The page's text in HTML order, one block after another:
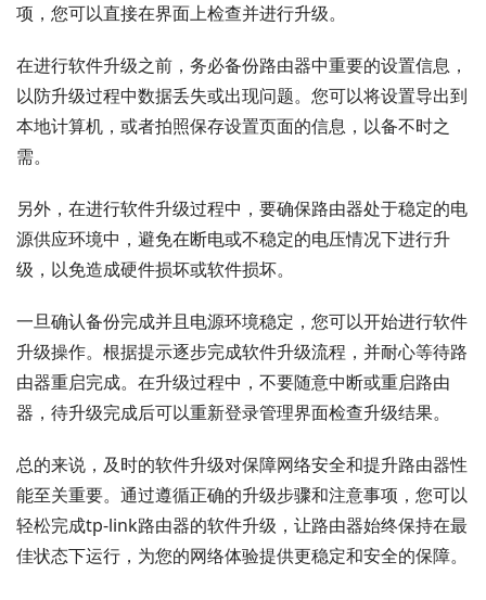
项，您可以直接在界面上检查并进行升级。
在进行软件升级之前，务必备份路由器中重要的设置信息，
以防升级过程中数据丢失或出现问题。您可以将设置导出到
本地计算机，或者拍照保存设置页面的信息，以备不时之
需。
另外，在进行软件升级过程中，要确保路由器处于稳定的电
源供应环境中，避免在断电或不稳定的电压情况下进行升
级，以免造成硬件损坏或软件损坏。
一旦确认备份完成并且电源环境稳定，您可以开始进行软件
升级操作。根据提示逐步完成软件升级流程，并耐心等待路
由器重启完成。在升级过程中，不要随意中断或重启路由
器，待升级完成后可以重新登录管理界面检查升级结果。
总的来说，及时的软件升级对保障网络安全和提升路由器性
能至关重要。通过遵循正确的升级步骤和注意事项，您可以
轻松完成tp-link路由器的软件升级，让路由器始终保持在最
佳状态下运行，为您的网络体验提供更稳定和安全的保障。